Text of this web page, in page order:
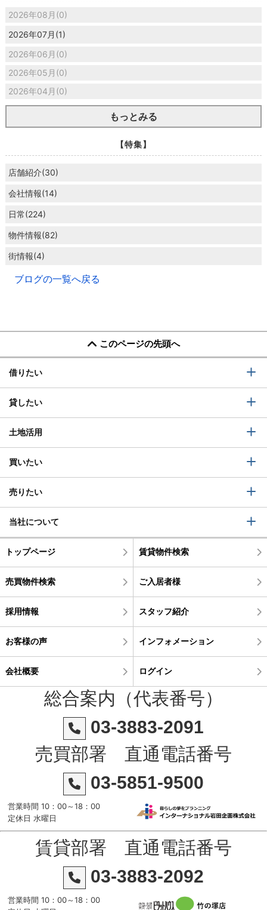
2026年08月(0)
2026年07月(1)
2026年06月(0)
2026年05月(0)
2026年04月(0)
もっとみる
【特集】
店舗紹介(30)
会社情報(14)
日常(224)
物件情報(82)
街情報(4)
ブログの一覧へ戻る
このページの先頭へ
借りたい
貸したい
土地活用
買いたい
売りたい
当社について
トップページ 賃貸物件検索
売買物件検索 ご入居者様
採用情報 スタッフ紹介
お客様の声 インフォメーション
会社概要 ログイン
総合案内（代表番号）
03-3883-2091
売買部署 直通電話番号
03-5851-9500
営業時間 10：00～18：00
定休日 水曜日
賃貸部署 直通電話番号
03-3883-2092
営業時間 10：00～18：00